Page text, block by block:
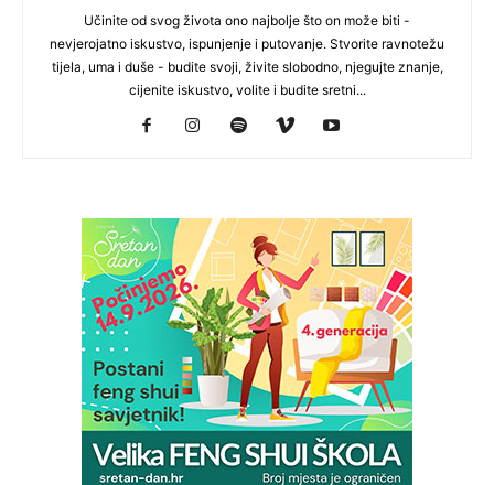
Učinite od svog života ono najbolje što on može biti -
nevjerojatno iskustvo, ispunjenje i putovanje. Stvorite ravnotežu
tijela, uma i duše - budite svoji, živite slobodno, njegujte znanje,
cijenite iskustvo, volite i budite sretni...